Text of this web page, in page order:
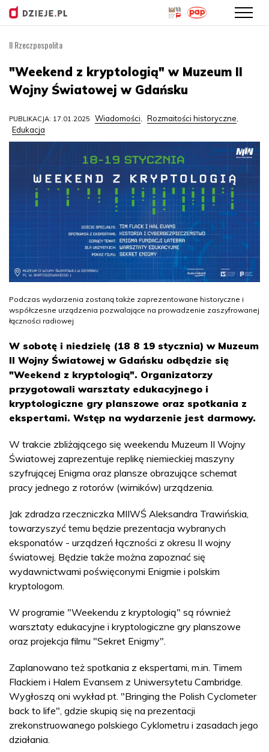
treści
II Rzeczpospolita
"Weekend z kryptologią" w Muzeum II
Wojny Światowej w Gdańsku
PUBLIKACJA: 17.01.2025 Wiadomości, Rozmaitości historyczne,
Edukacja
Podczas wydarzenia zostaną także zaprezentowane historyczne i
współczesne urządzenia pozwalające na prowadzenie zaszyfrowanej
łączności radiowej
W sobotę i niedzielę (18 8 19 stycznia) w Muzeum
II Wojny Światowej w Gdańsku odbędzie się
"Weekend z kryptologią". Organizatorzy
przygotowali warsztaty edukacyjnego i
kryptologiczne gry planszowe oraz spotkania z
ekspertami. Wstęp na wydarzenie jest darmowy.
W trakcie zbliżającego się weekendu Muzeum II Wojny
Światowej zaprezentuje replikę niemieckiej maszyny
szyfrującej Enigma oraz plansze obrazujące schemat
pracy jednego z rotorów (wirników) urządzenia.
Jak zdradza rzeczniczka MIIWŚ Aleksandra Trawińskia,
towarzyszyć temu będzie prezentacja wybranych
eksponatów - urządzeń łączności z okresu II wojny
światowej. Będzie także można zapoznać się
wydawnictwami poświęconymi Enigmie i polskim
kryptologom.
W programie "Weekendu z kryptologią" są również
warsztaty edukacyjne i kryptologiczne gry planszowe
oraz projekcja filmu "Sekret Enigmy".
Zaplanowano też spotkania z ekspertami, m.in. Timem
Flackiem i Halem Evansem z Uniwersytetu Cambridge.
Wygłoszą oni wykład pt. "Bringing the Polish Cyclometer
back to life", gdzie skupią się na prezentacji
zrekonstruowanego polskiego Cyklometru i zasadach jego
działania.